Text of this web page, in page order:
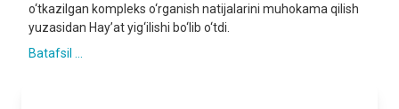
o‘tkazilgan kompleks o‘rganish natijalarini muhokama qilish
yuzasidan Hayʼat yig‘ilishi bo‘lib o‘tdi.
Batafsil ...